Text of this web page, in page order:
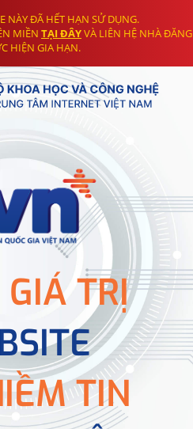
NÀY ĐÃ HẾT HẠN SỬ DỤNG.
MIỀN TẠI ĐÂYVÀ LIÊN HỆ NHÀ ĐĂNG
HIỆN GIA HẠN.
GIÁ TRỊ
TIN